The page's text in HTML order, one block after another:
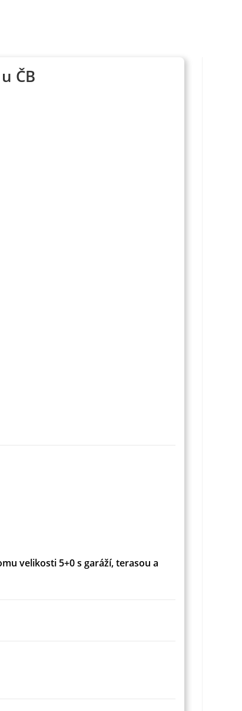
ČB
velikosti 5+0 s garáží, terasou a